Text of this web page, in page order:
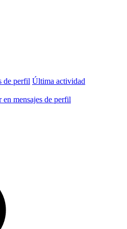
de perfil Última actividad
en mensajes de perfil